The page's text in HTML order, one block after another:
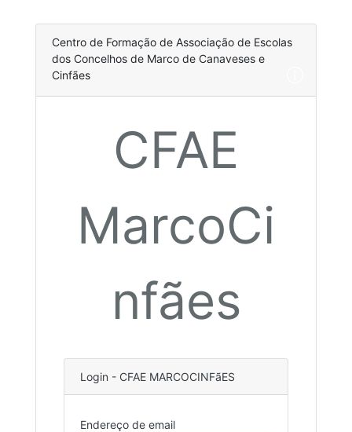
Centro de Formação de Associação de Escolas
dos Concelhos de Marco de Canaveses e
Cinfães
CFAE
MarcoCi
nfães
Login - CFAE MARCOCINFãES
Endereço de email